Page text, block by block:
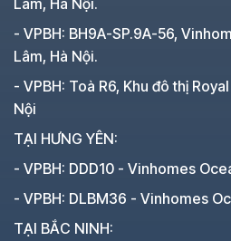
- VPBH: BH9A-SP.9A-56,
Lâm, Hà Nội.
- VPBH: Toà R6, Khu đô thị
Nội
TẠI HƯNG YÊN:
- VPBH: DDD10 - Vinhomes
- VPBH: DLBM36 - Vinhomes
TẠI BẮC NINH: